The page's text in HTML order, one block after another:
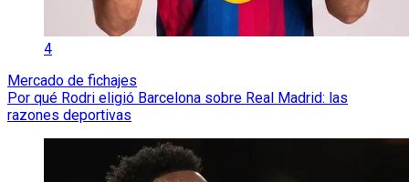
4
Mercado de fichajes
Por qué Rodri eligió Barcelona sobre Real Madrid: las
razones deportivas